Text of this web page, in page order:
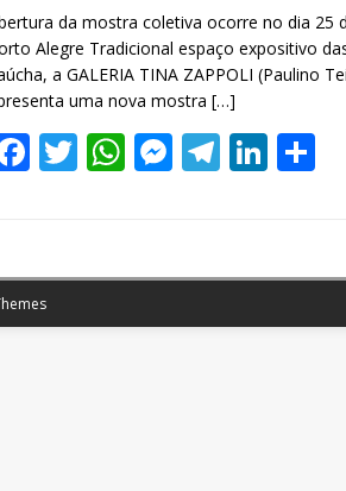
da mostra coletiva ocorre no dia 25
Alegre Tradicional espaço expositivo
a GALERIA TINA ZAPPOLI (Paulino
uma nova mostra […]
F
ac
b
o
o
T
w
er
W
h
s
p
M
e
e
g
T
el
gr
m
Li
n
e
n
e